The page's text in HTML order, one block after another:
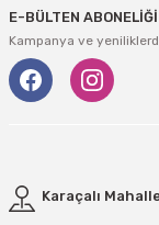
E-BÜLTEN ABONELİĞİ
Kampanya ve
Karaçalı